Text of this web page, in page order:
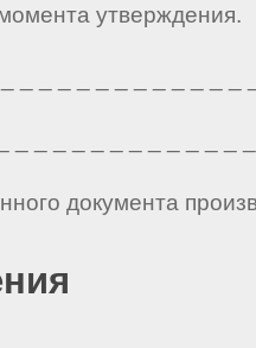
утверждения.
_ _ _ _ _ _ _ _ _ _ _ _
_ _ _ _ _ _ _ _ _ _ _ _
документа